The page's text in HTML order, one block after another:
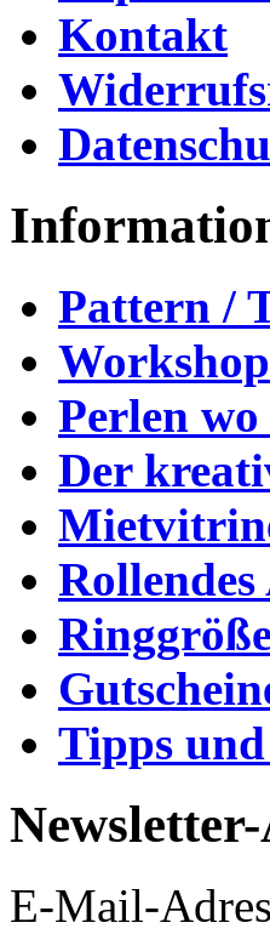
Kontakt
Pattern /
Perlen
Der
Tipps
E-Mail-